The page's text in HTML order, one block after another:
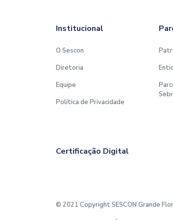
Institucional
O Sescon
Diretoria
Equipe
Política de Privacidade
Certificação Digital
© 2021 Copyright SESCON Grande